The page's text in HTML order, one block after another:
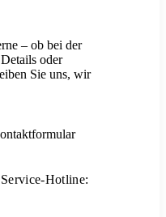
– ob bei der
oder
Sie uns, wir
Hotline: